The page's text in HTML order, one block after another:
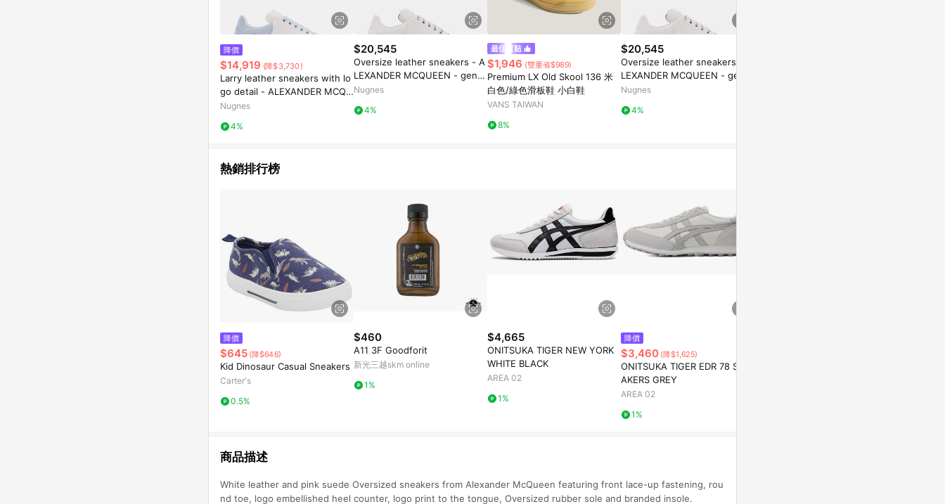
降價
$14,919 (降$3,730)
Larry leather sneakers with lo
go detail - ALEXANDER MCQU
EEN - gender_Woman
Nugnes
4%
$20,545
Oversize leather sneakers - A
LEXANDER MCQUEEN - gend
er_Woman
Nugnes
4%
$1,946 (雙重省$989)
Premium LX Old Skool 136 米
白色/綠色滑板鞋 小白鞋
VANS TAIWAN
8%
$20,545
Oversize leather sneakers - A
LEXANDER MCQUEEN - gend
er_Woman
Nugnes
4%
熱銷排行榜
降價
$645 (降$646)
Kid Dinosaur Casual Sneakers
Carter's
0.5%
$460
A11 3F Goodforit
新光三越skm online
1%
$4,665
ONITSUKA TIGER NEW YORK
WHITE BLACK
AREA 02
1%
降價
$3,460 (降$1,625)
ONITSUKA TIGER EDR 78 SNE
AKERS GREY
AREA 02
1%
商品描述
White leather and pink suede Oversized sneakers from Alexander McQueen featuring front lace-up fastening, rou
nd toe, logo embellished heel counter, logo print to the tongue, Oversized rubber sole and branded insole.